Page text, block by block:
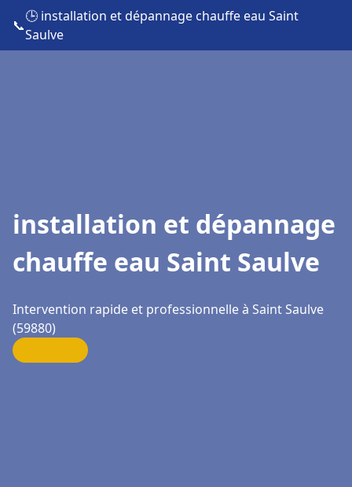
📞
🕒 installation et dépannage chauffe eau Saint
Saulve
installation et dépannage
chauffe eau Saint Saulve
Intervention rapide et professionnelle à Saint Saulve
(59880)